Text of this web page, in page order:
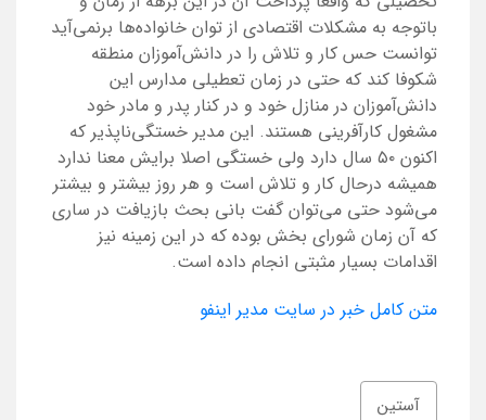
باتوجه به مشکلات اقتصادی از توان خانواده‌ها برنمی‌آید
توانست حس کار و تلاش را در دانش‌آموزان منطقه
شکوفا کند که حتی در زمان تعطیلی مدارس این
دانش‌آموزان در منازل خود و در کنار پدر و مادر خود
مشغول کارآفرینی هستند. این مدیر خستگی‌ناپذیر که
اکنون ۵۰ سال دارد ولی خستگی اصلا برایش معنا ندارد
همیشه درحال کار و تلاش است و هر روز بیشتر و بیشتر
می‌شود حتی می‌توان گفت بانی بحث بازیافت در ساری
که آن زمان شورای بخش بوده که در این زمینه نیز
اقدامات بسیار مثبتی انجام داده است.
متن کامل خبر در سایت مدیر اینفو
آستین